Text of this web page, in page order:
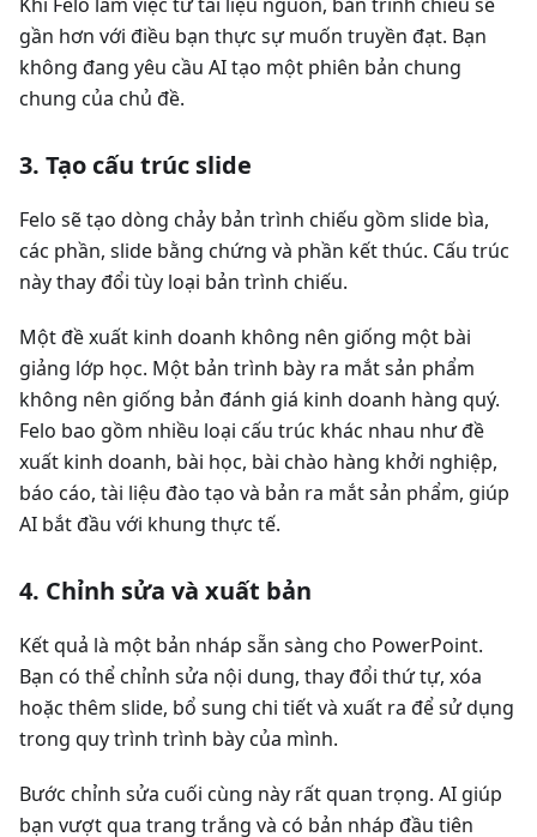
gần hơn với điều bạn thực sự muốn truyền đạt. Bạn
không đang yêu cầu AI tạo một phiên bản chung
chung của chủ đề.
3. Tạo cấu trúc slide
Felo sẽ tạo dòng chảy bản trình chiếu gồm slide bìa,
các phần, slide bằng chứng và phần kết thúc. Cấu trúc
này thay đổi tùy loại bản trình chiếu.
Một đề xuất kinh doanh không nên giống một bài
giảng lớp học. Một bản trình bày ra mắt sản phẩm
không nên giống bản đánh giá kinh doanh hàng quý.
Felo bao gồm nhiều loại cấu trúc khác nhau như đề
xuất kinh doanh, bài học, bài chào hàng khởi nghiệp,
báo cáo, tài liệu đào tạo và bản ra mắt sản phẩm, giúp
AI bắt đầu với khung thực tế.
4. Chỉnh sửa và xuất bản
Kết quả là một bản nháp sẵn sàng cho PowerPoint.
Bạn có thể chỉnh sửa nội dung, thay đổi thứ tự, xóa
hoặc thêm slide, bổ sung chi tiết và xuất ra để sử dụng
trong quy trình trình bày của mình.
Bước chỉnh sửa cuối cùng này rất quan trọng. AI giúp
bạn vượt qua trang trắng và có bản nháp đầu tiên